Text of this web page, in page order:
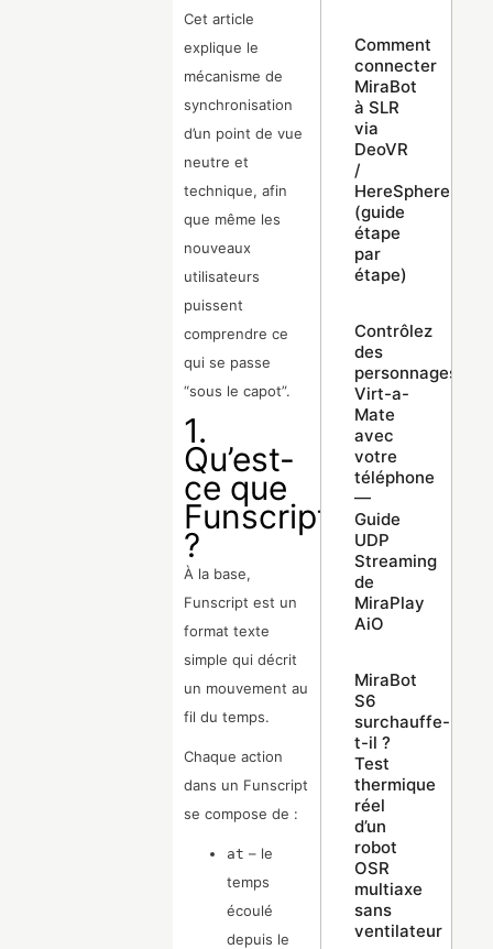
Cet article
explique le
mécanisme de
synchronisation
d’un point de vue
neutre et
technique, afin
que même les
nouveaux
utilisateurs
puissent
comprendre ce
qui se passe
“sous le capot”.
1.
Qu’est-
ce que
Funscript
?
À la base,
Funscript est un
format texte
simple qui décrit
un mouvement au
fil du temps.
Chaque action
dans un Funscript
se compose de :
at – le
temps
écoulé
depuis le
Comment
connecter
MiraBot
à SLR
via
DeoVR
/
HereSphere
(guide
étape
par
étape)
Contrôlez
des
personnages
Virt-a-
Mate
avec
votre
téléphone
—
Guide
UDP
Streaming
de
MiraPlay
AiO
MiraBot
S6
surchauffe-
t-il ?
Test
thermique
réel
d’un
robot
OSR
multiaxe
sans
ventilateur